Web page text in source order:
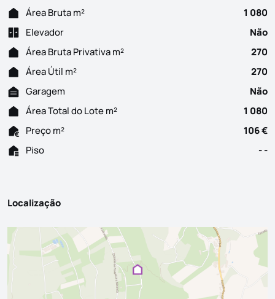
Área Bruta m²
1 080
Elevador
Não
Área Bruta Privativa m²
270
Área Útil m²
270
Garagem
Não
Área Total do Lote m²
1 080
Preço m²
106 €
Piso
- -
Localização